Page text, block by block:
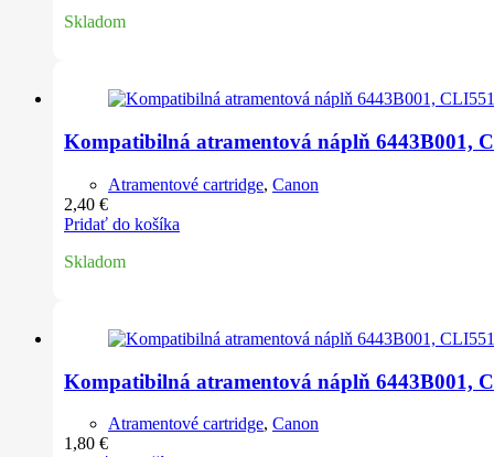
Skladom
Kompatibilná atramentová náplň 6443B001,
Atramentové cartridge, Canon
2,40 €
Pridať do košíka
Skladom
Kompatibilná atramentová náplň 6443B001,
Atramentové cartridge, Canon
1,80 €